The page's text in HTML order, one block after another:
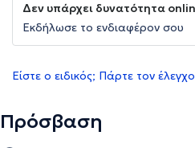
Δεν υπάρχει δυνατότητα
Εκδήλωσε το ενδιαφέρον σου
Είστε ο ειδικός; Πάρτε τον
Πρόσβαση